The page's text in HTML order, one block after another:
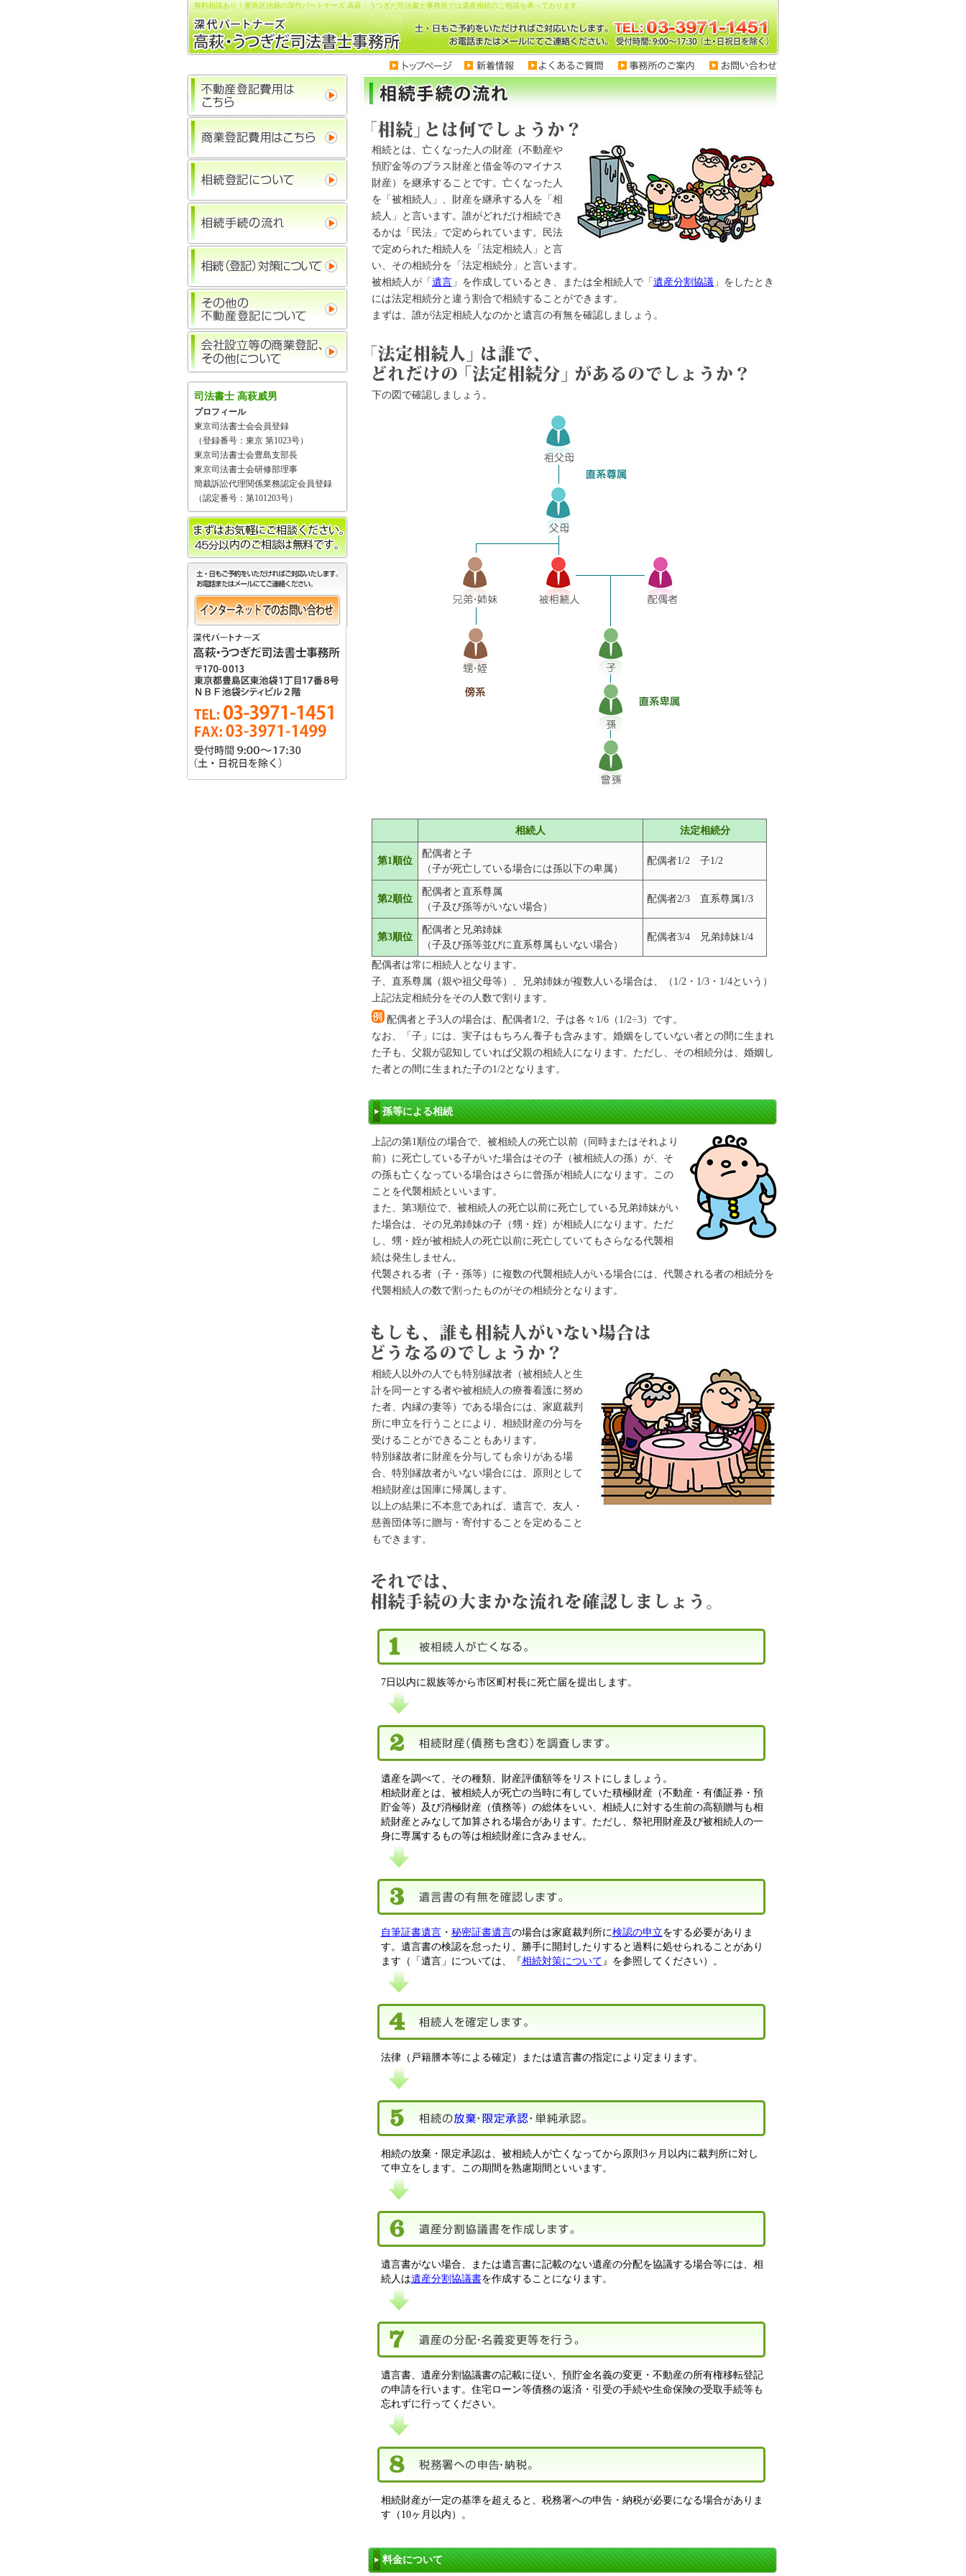
無料相談あり！豊島区池袋の深代パートナーズ 高萩・うつぎだ司法書士事務所では遺産相続のご相談を承っております。
司法書士 高萩威男
プロフィール
東京司法書士会会員登録
（登録番号：東京 第1023号）
東京司法書士会豊島支部長
東京司法書士会研修部理事
簡裁訴訟代理関係業務認定会員登録
（認定番号：第101203号）
相続とは、亡くなった人の財産（不動産や
預貯金等のプラス財産と借金等のマイナス
財産）を継承することです。亡くなった人
を「被相続人」、財産を継承する人を「相
続人」と言います。誰がどれだけ相続でき
るかは「民法」で定められています。民法
で定められた相続人を「法定相続人」と言
い、その相続分を「法定相続分」と言います。
被相続人が「 遺言 」を作成しているとき、または全相続人で「 遺産分割協議 」をしたとき
には法定相続分と違う割合で相続することができます。
まずは、誰が法定相続人なのかと遺言の有無を確認しましょう。
下の図で確認しましょう。
相続人 法定相続分
第1順位
配偶者と子
（子が死亡している場合には孫以下の卑属）
配偶者1/2 子1/2
第2順位
配偶者と直系尊属
（子及び孫等がいない場合）
配偶者2/3 直系尊属1/3
第3順位
配偶者と兄弟姉妹
（子及び孫等並びに直系尊属もいない場合）
配偶者3/4 兄弟姉妹1/4
配偶者は常に相続人となります。
子、直系尊属（親や祖父母等）、兄弟姉妹が複数人いる場合は、（1/2・1/3・1/4という）
上記法定相続分をその人数で割ります。
配偶者と子3人の場合は、配偶者1/2、子は各々1/6（1/2÷3）です。
なお、「子」には、実子はもちろん養子も含みます。婚姻をしていない者との間に生まれ
た子も、父親が認知していれば父親の相続人になります。ただし、その相続分は、婚姻し
た者との間に生まれた子の1/2となります。
孫等による相続
上記の第1順位の場合で、被相続人の死亡以前（同時またはそれより
前）に死亡している子がいた場合はその子（被相続人の孫）が、そ
の孫も亡くなっている場合はさらに曾孫が相続人になります。この
ことを代襲相続といいます。
また、第3順位で、被相続人の死亡以前に死亡している兄弟姉妹がい
た場合は、その兄弟姉妹の子（甥・姪）が相続人になります。ただ
し、甥・姪が被相続人の死亡以前に死亡していてもさらなる代襲相
続は発生しません。
代襲される者（子・孫等）に複数の代襲相続人がいる場合には、代襲される者の相続分を
代襲相続人の数で割ったものがその相続分となります。
相続人以外の人でも特別縁故者（被相続人と生
計を同一とする者や被相続人の療養看護に努め
た者、内縁の妻等）である場合には、家庭裁判
所に申立を行うことにより、相続財産の分与を
受けることができることもあります。
特別縁故者に財産を分与しても余りがある場
合、特別縁故者がいない場合には、原則として
相続財産は国庫に帰属します。
以上の結果に不本意であれば、遺言で、友人・
慈善団体等に贈与・寄付することを定めること
もできます。
7日以内に親族等から市区町村長に死亡届を提出します。
遺産を調べて、その種類、財産評価額等をリストにしましょう。
相続財産とは、被相続人が死亡の当時に有していた積極財産（不動産・有価証券・預
貯金等）及び消極財産（債務等）の総体をいい、相続人に対する生前の高額贈与も相
続財産とみなして加算される場合があります。ただし、祭祀用財産及び被相続人の一
身に専属するもの等は相続財産に含みません。
自筆証書遺言・ 秘密証書遺言の場合は家庭裁判所に検認の申立をする必要がありま
す。遺言書の検認を怠ったり、勝手に開封したりすると過料に処せられることがあり
ます（「遺言」については、『相続対策について』を参照してください）。
法律（戸籍謄本等による確定）または遺言書の指定により定まります。
相続の放棄・限定承認は、被相続人が亡くなってから原則3ヶ月以内に裁判所に対し
て申立をします。この期間を熟慮期間といいます。
遺言書がない場合、または遺言書に記載のない遺産の分配を協議する場合等には、相
続人は遺産分割協議書を作成することになります。
遺言書、遺産分割協議書の記載に従い、預貯金名義の変更・不動産の所有権移転登記
の申請を行います。住宅ローン等債務の返済・引受の手続や生命保険の受取手続等も
忘れずに行ってください。
相続財産が一定の基準を超えると、税務署への申告・納税が必要になる場合がありま
す（10ヶ月以内）。
料金について